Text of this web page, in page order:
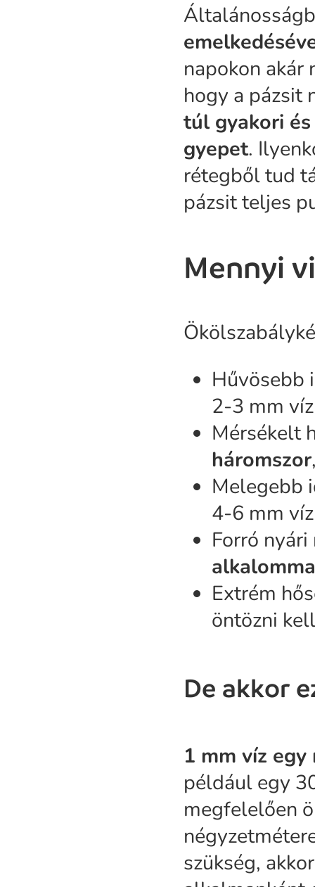
napokon akár
hogy a pázsit
túl gyakori
gyepet.
rétegből tud
pázsit teljes
Mennyi
Hűvösebb
2-3 mm
Mérsékelt
háromszor
Melegebb
4-6 mm
Forró
Extrém
öntözni
De akkor
1 mm víz
például egy
megfelelően
szükség,